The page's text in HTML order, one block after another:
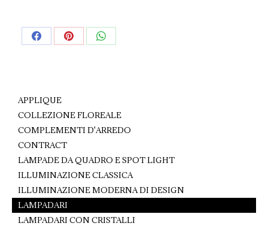
Share Share Share
APPLIQUE
COLLEZIONE FLOREALE
COMPLEMENTI D'ARREDO
CONTRACT
LAMPADE DA QUADRO E SPOT LIGHT
ILLUMINAZIONE CLASSICA
ILLUMINAZIONE MODERNA DI DESIGN
LAMPADARI
LAMPADARI CON CRISTALLI